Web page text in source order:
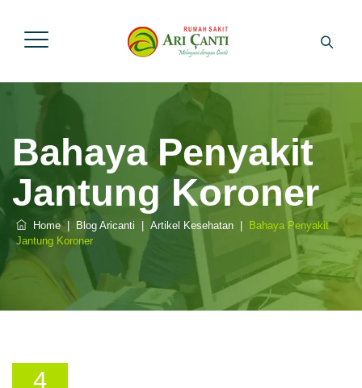
Bahaya Penyakit
Jantung Koroner
Home| Blog Aricanti Artikel Kesehatan
Bahaya Penyakit
Jantung Koroner
4